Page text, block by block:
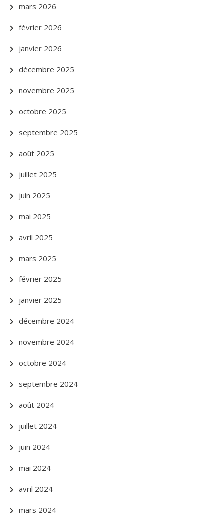
mars 2026
février 2026
janvier 2026
décembre 2025
novembre 2025
octobre 2025
septembre 2025
août 2025
juillet 2025
juin 2025
mai 2025
avril 2025
mars 2025
février 2025
janvier 2025
décembre 2024
novembre 2024
octobre 2024
septembre 2024
août 2024
juillet 2024
juin 2024
mai 2024
avril 2024
mars 2024